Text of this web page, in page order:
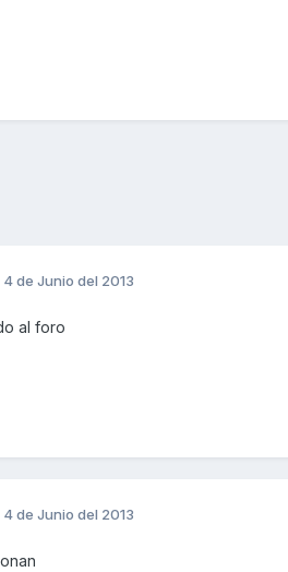
4 de Junio del 2013
al foro
4 de Junio del 2013